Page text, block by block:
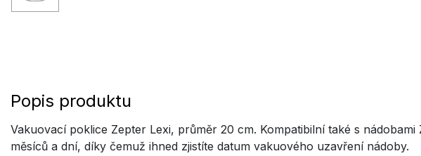
Popis produktu
Vakuovací poklice Zepter Lexi, průměr 20 cm. Kompatibilní také s
měsíců a dní, díky čemuž ihned zjistíte datum vakuového uzavření nádoby.